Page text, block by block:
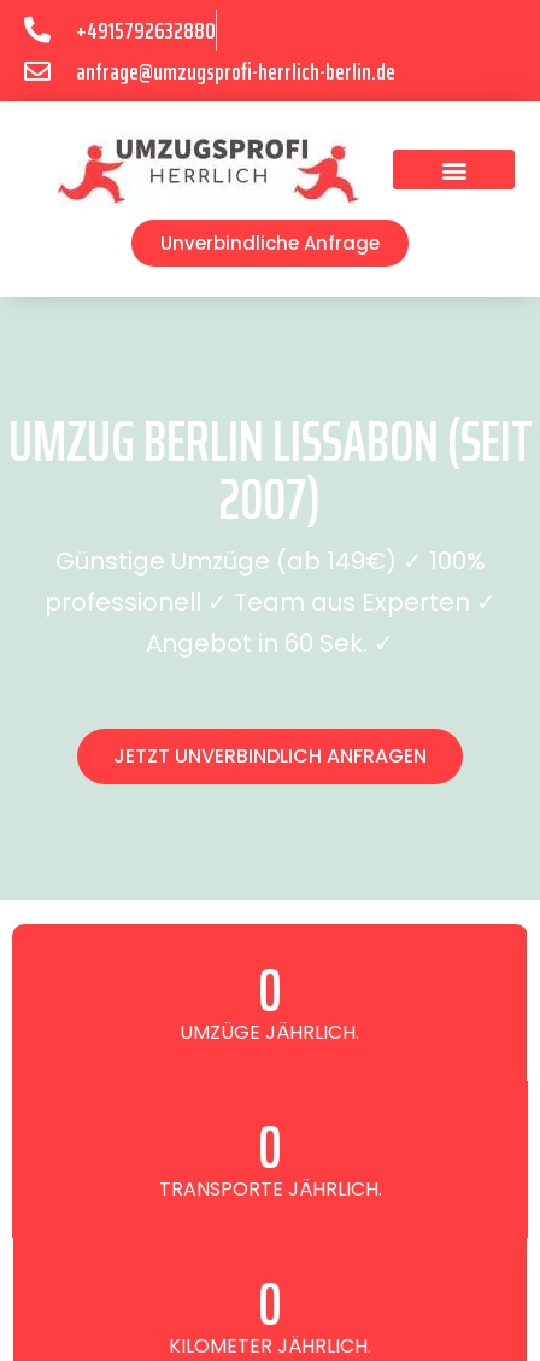
+4915792632880
anfrage@umzugsprofi-herrlich-berlin.de
Unverbindliche Anfrage
UMZUG BERLIN LISSABON (SEIT
2007)
Günstige Umzüge (ab 149€) ✓ 100%
professionell ✓ Team aus Experten ✓
Angebot in 60 Sek. ✓
JETZT UNVERBINDLICH ANFRAGEN
UMZÜGE JÄHRLICH.
0
TRANSPORTE JÄHRLICH.
0
KILOMETER JÄHRLICH.
0